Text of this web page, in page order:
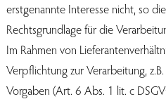
erstgenannte Interesse nicht, so
Rechtsgrundlage für die
Im Rahmen von
Verpflichtung zur Verarbeitung,
Vorgaben (Art. 6 Abs. 1 lit. c